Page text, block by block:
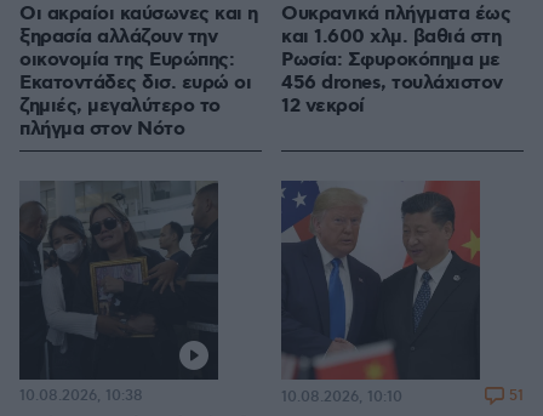
Οι ακραίοι καύσωνες και η
ξηρασία αλλάζουν την
οικονομία της Ευρώπης:
Εκατοντάδες δισ. ευρώ οι
ζημιές, μεγαλύτερο το
πλήγμα στον Νότο
Ουκρανικά πλήγματα έως
και 1.600 χλμ. βαθιά στη
Ρωσία: Σφυροκόπημα με
456 drones, τουλάχιστον
12 νεκροί
10.08.2026, 10:38 10.08.2026, 10:10 51